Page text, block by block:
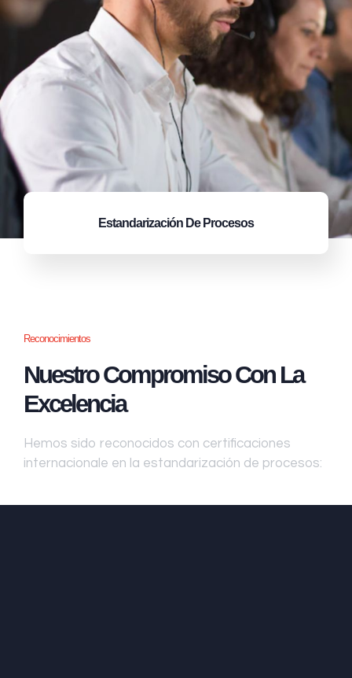
Estandarización De Procesos
Reconocimientos
Nuestro Compromiso Con La
Excelencia
Hemos sido reconocidos con certificaciones
internacionale en la estandarización de procesos: